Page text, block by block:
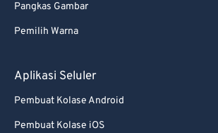
Pangkas Gambar
Pemilih Warna
Aplikasi Seluler
Pembuat Kolase Android
Pembuat Kolase iOS